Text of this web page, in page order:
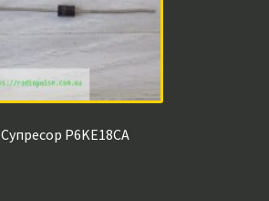
Супресор P6KE18CA